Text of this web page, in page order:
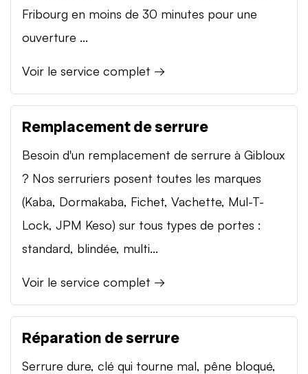
Fribourg en moins de 30 minutes pour une
ouverture ...
Voir le service complet →
Remplacement de serrure
Besoin d'un remplacement de serrure à Gibloux
? Nos serruriers posent toutes les marques
(Kaba, Dormakaba, Fichet, Vachette, Mul-T-
Lock, JPM Keso) sur tous types de portes :
standard, blindée, multi...
Voir le service complet →
Réparation de serrure
Serrure dure, clé qui tourne mal, pêne bloqué,